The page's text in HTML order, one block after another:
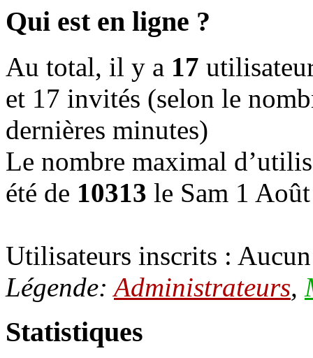
Qui est en ligne ?
Au total, il y a 17
et 17 invités (selon le
dernières minutes)
Le nombre maximal
été de 10313 le Sam 1
Utilisateurs inscrits :
Légende: Administrateurs,
Statistiques